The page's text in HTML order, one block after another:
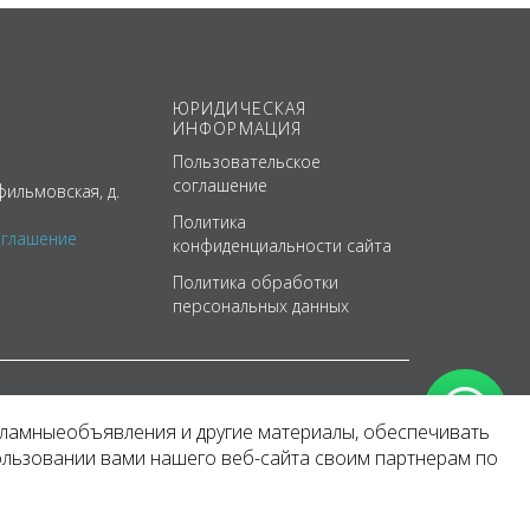
д.
ЮРИДИЧЕСКАЯ
ИНФОРМАЦИЯ
Пользовательское
соглашение
Политика
конфиденциальности сайта
Политика обработки
персональных данных
и другие материалы, обеспечивать
вами нашего веб-сайта своим партнерам по